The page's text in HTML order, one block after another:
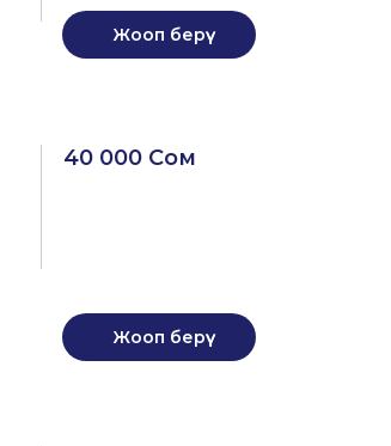
Жооп берүү
40 000 Сом
Жооп берүү